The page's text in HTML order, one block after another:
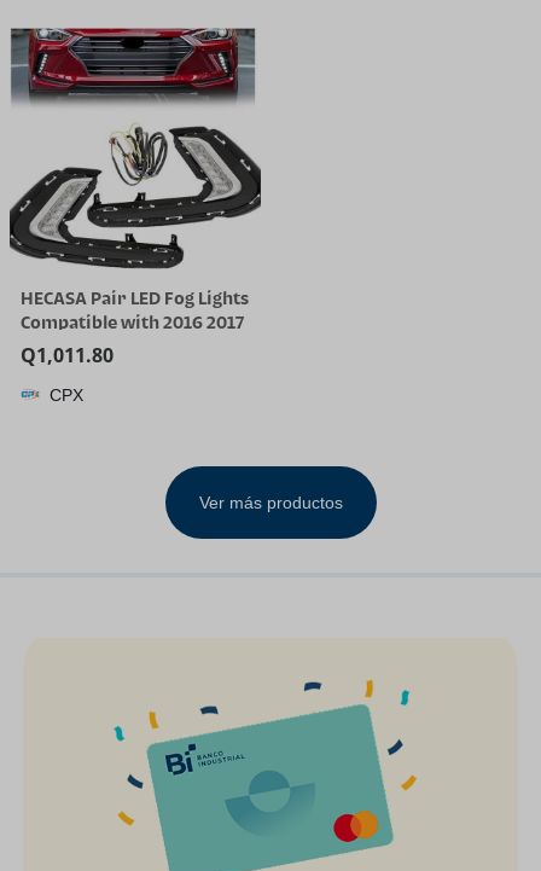
HECASA Pair LED Fog Lights
Compatible with 2016 2017
2018 Hyundai Elantra Sixth
Generation DRL
Replacement for
Q1,011.80
CPX
Ver más productos